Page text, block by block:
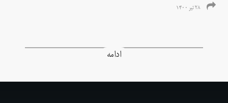
۲۸ تیر ۱۴۰۰
ادامه